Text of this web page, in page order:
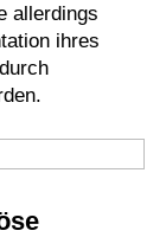
allerdings
ihres